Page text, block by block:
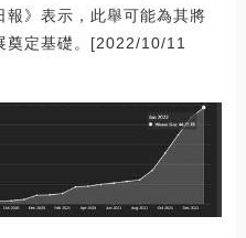
報》表示，此舉可能為其將
奠定基礎。[2022/10/11